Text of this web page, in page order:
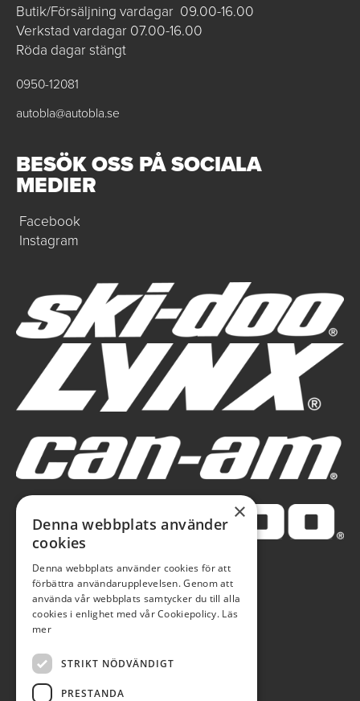
Butik/Försäljning vardagar 09.00-16.00
Verkstad vardagar 07.00-16.00
Röda dagar stängt
0950-12081
autobla@autobla.se
BESÖK OSS PÅ SOCIALA
MEDIER
Facebook
Instagram
×
Denna webbplats använder
cookies
Denna webbplats använder cookies för att
förbättra användarupplevelsen. Genom att
använda vår webbplats samtycker du till alla
cookies i enlighet med vår Cookiepolicy. Läs
mer
STRIKT NÖDVÄNDIGT
PRESTANDA